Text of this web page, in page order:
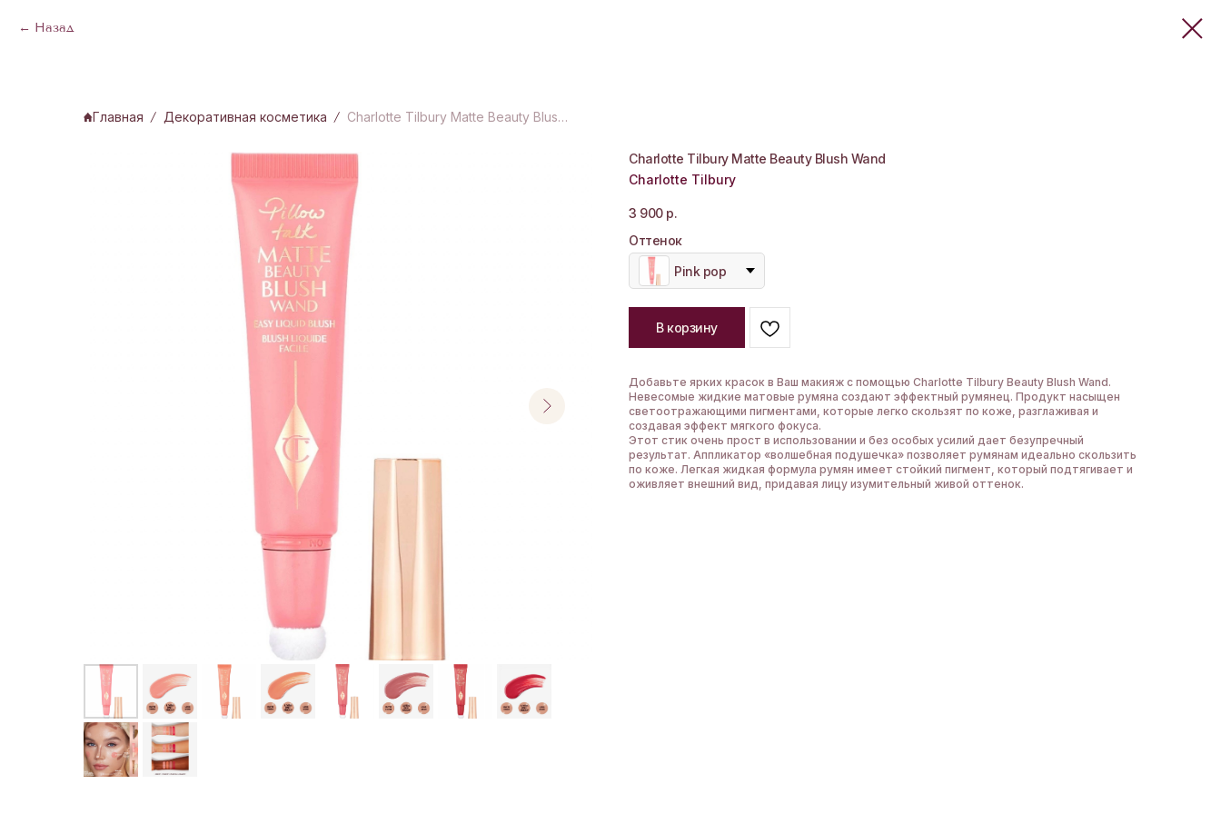
Назад
Главная Декоративная косметика Charlotte Tilbury Matte Beauty Blush Wand
Charlotte Tilbury Matte Beauty Blush Wand
Charlotte Tilbury
3 900 р.
Оттенок
Pink pop
В корзину
Добавьте ярких красок в Ваш макияж с помощью Charlotte Tilbury Beauty Blush Wand.
Невесомые жидкие матовые румяна создают эффектный румянец. Продукт насыщен
светоотражающими пигментами, которые легко скользят по коже, разглаживая и
создавая эффект мягкого фокуса.
Этот стик очень прост в использовании и без особых усилий дает безупречный
результат. Аппликатор «волшебная подушечка» позволяет румянам идеально скользить
по коже. Легкая жидкая формула румян имеет стойкий пигмент, который подтягивает и
оживляет внешний вид, придавая лицу изумительный живой оттенок.